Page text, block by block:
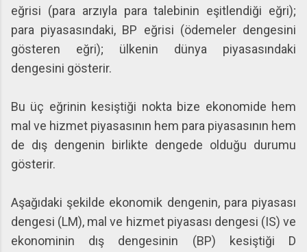
eğrisi (para arzıyla para talebinin eşitlendiği eğri);
para piyasasındaki, BP eğrisi (ödemeler dengesini
gösteren eğri); ülkenin dünya piyasasındaki
dengesini gösterir.
Bu üç eğrinin kesiştiği nokta bize ekonomide hem
mal ve hizmet piyasasının hem para piyasasının hem
de dış dengenin birlikte dengede olduğu durumu
gösterir.
Aşağıdaki şekilde ekonomik dengenin, para piyasası
dengesi (LM), mal ve hizmet piyasası dengesi (IS) ve
ekonominin dış dengesinin (BP) kesiştiği D